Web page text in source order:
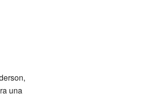
una